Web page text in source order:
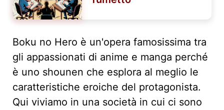
Boku no Hero è un'opera famosissima tra
gli appassionati di anime e manga perché
è uno shounen che esplora al meglio le
caratteristiche eroiche del protagonista.
Qui viviamo in una società in cui ci sono